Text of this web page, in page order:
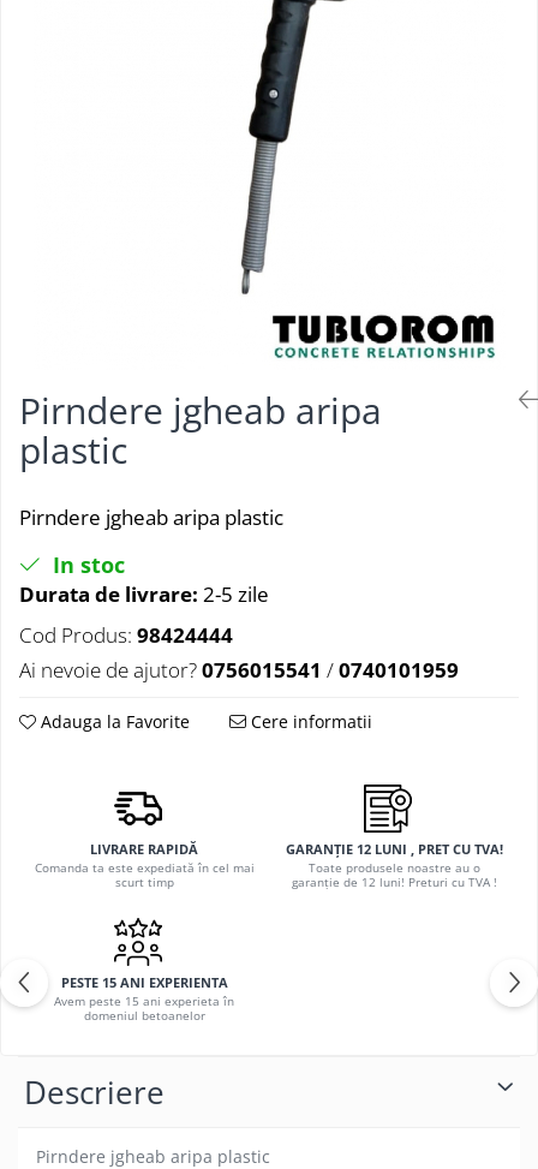
Pirndere jgheab aripa
plastic
Pirndere jgheab aripa plastic
In stoc
Durata de livrare: 2-5 zile
Cod Produs: 98424444
Ai nevoie de ajutor?0756015541 /0740101959
Adauga la Favorite Cere informatii
LIVRARE RAPIDĂ
Comanda ta este expediată în cel mai
scurt timp
GARANȚIE 12 LUNI , PRET CU TVA!
Toate produsele noastre au o
garanție de 12 luni! Preturi cu TVA !
PESTE 15 ANI EXPERIENTA
Avem peste 15 ani experieta în
domeniul betoanelor
Descriere
Pirndere jgheab aripa plastic